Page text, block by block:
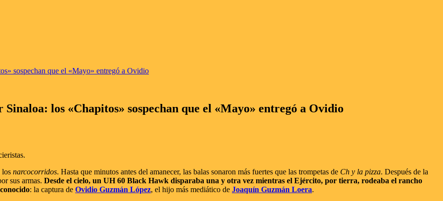
sospechan que el «Mayo» entregó a Ovidio
los «Chapitos» sospechan que el «Mayo» entregó a Ovidio
los narcocorridos. Hasta que minutos antes del amanecer, las balas sonaron más fuertes que las trompetas de Ch y la pizza. Después de la
sus armas. Desde el cielo, un UH 60 Black Hawk disparaba una y otra vez mientras el Ejército, por tierra, rodeaba el rancho
: la captura de Ovidio Guzmán López, el hijo más mediático de Joaquín Guzmán Loera.